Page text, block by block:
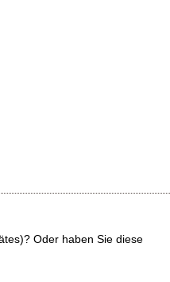
Oder haben Sie diese